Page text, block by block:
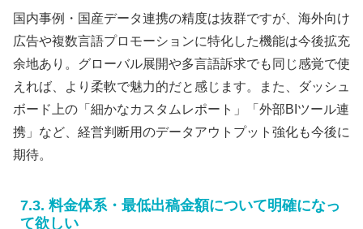
国内事例・国産データ連携の精度は抜群ですが、海外向け
広告や複数言語プロモーションに特化した機能は今後拡充
余地あり。グローバル展開や多言語訴求でも同じ感覚で使
えれば、より柔軟で魅力的だと感じます。また、ダッシュ
ボード上の「細かなカスタムレポート」「外部BIツール連
携」など、経営判断用のデータアウトプット強化も今後に
期待。
7.3. 料金体系・最低出稿金額について明確になっ
て欲しい